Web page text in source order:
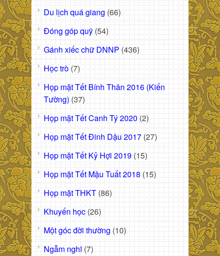
Du lịch quá giang (66)
Đóng góp quỹ (54)
Gánh xiếc chữ DNNP (436)
Học trò (7)
Họp mặt Tết Bính Thân 2016 (Kiến
Tường) (37)
Họp mặt Tết Canh Tý 2020 (2)
Họp mặt Tết Đinh Dậu 2017 (27)
Họp mặt Tết Kỷ Hợi 2019 (15)
Họp mặt Tết Mậu Tuất 2018 (15)
Họp mặt THKT (86)
Khuyến học (26)
Một góc đời thường (10)
Ngẫm nghĩ(7)